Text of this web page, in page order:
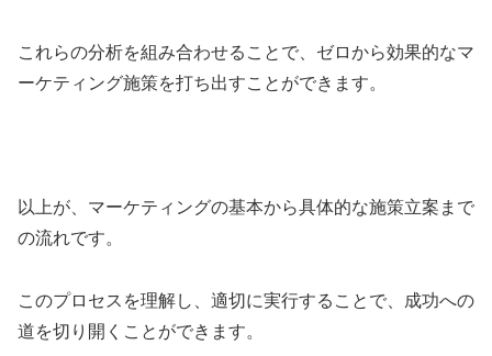
これらの分析を組み合わせることで、ゼロから効果的なマ
ーケティング施策を打ち出すことができます。
以上が、マーケティングの基本から具体的な施策立案まで
の流れです。
このプロセスを理解し、適切に実行することで、成功への
道を切り開くことができます。